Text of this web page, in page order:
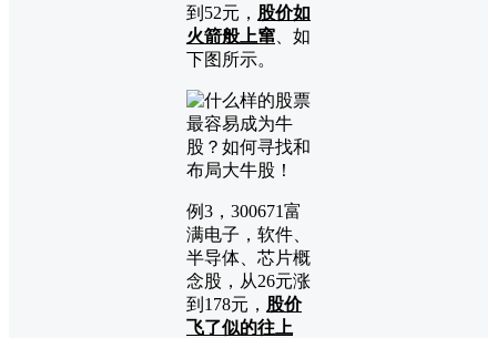
到52元， 股价如
火箭般上窜 、如
下图所示。
例3，300671富
满电子，软件、
半导体、芯片概
念股，从26元涨
到178元， 股价
飞了似的往上